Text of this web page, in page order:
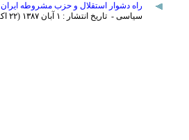
راه دشوار استقلال و حزب مشروطه ایران
سیاسی - تاریخ انتشار : ۱ آبان ۱٣٨۷ (۲۲ اکتبر ۲۰۰٨)